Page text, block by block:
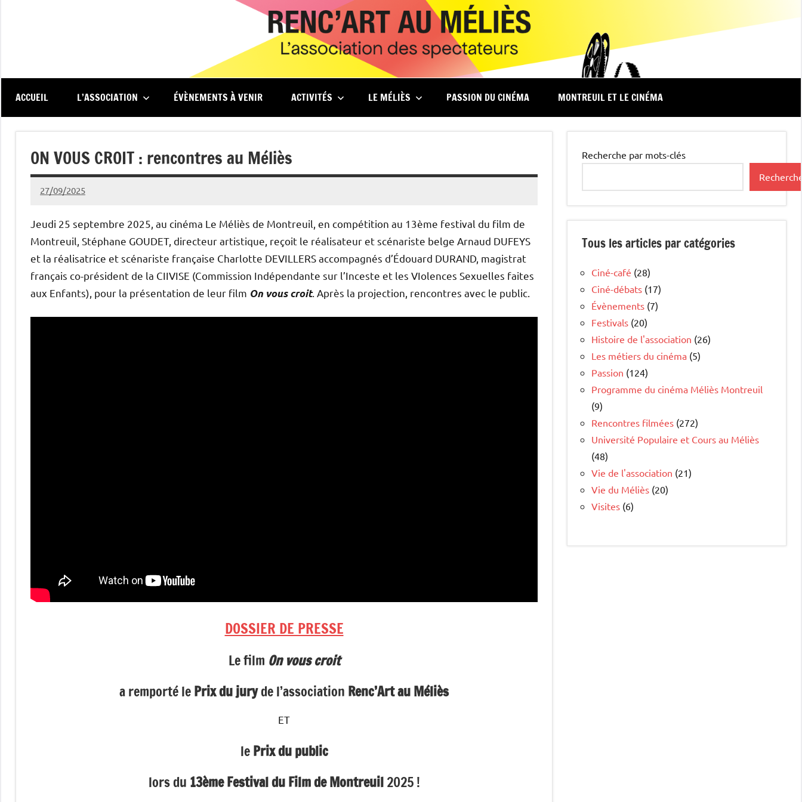
au
Méliès
spectateurs
du
de
ACCUEIL L’ASSOCIATION ÉVÈNEMENTS À VENIR ACTIVITÉS LE MÉLIÈS PASSION DU CINÉMA MONTREUIL ET LE CINÉMA
ON VOUS CROIT : rencontres au Méliès
27/09/2025
Michel
Jeudi 25 septembre 2025, au cinéma Le Méliès de Montreuil, en compétition au 13ème festival du film de
Montreuil, Stéphane GOUDET, directeur artistique, reçoit le réalisateur et scénariste belge Arnaud DUFEYS
et la réalisatrice et scénariste française Charlotte DEVILLERS accompagnés d’Édouard DURAND, magistrat
français co-président de la CIIVISE (Commission Indépendante sur l’Inceste et les VIolences Sexuelles faites
aux Enfants), pour la présentation de leur film On vous croit. Après la projection, rencontres avec le public.
DOSSIER DE PRESSE
Le film On vous croit
a remporté lePrix du juryde l’association Renc’Art au Méliès
ET
lePrix du public
lors du 13ème Festival du Film de Montreuil2025 !
Recherche par mots-clés
Tous les articles par catégories
Ciné-café (28)
Ciné-débats (17)
Évènements (7)
Festivals (20)
Histoire de l'association (26)
Les métiers du cinéma (5)
Passion (124)
Programme du cinéma Méliès Montreuil
(9)
Rencontres filmées (272)
Université Populaire et Cours au Méliès
(48)
Vie de l'association (21)
Vie du Méliès (20)
Visites (6)